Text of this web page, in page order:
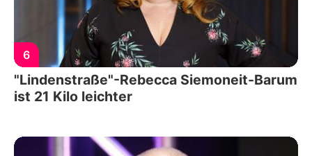
6
"Lindenstraße"-Rebecca Siemoneit-Barum
ist 21 Kilo leichter